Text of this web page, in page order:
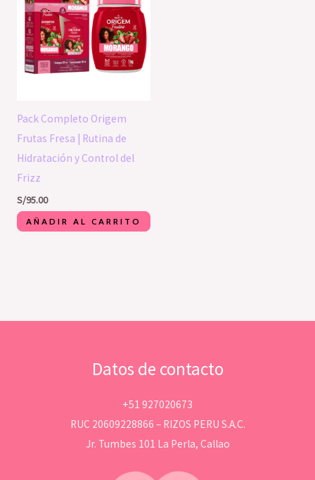
Pack Completo Origem
Frutas Fresa | Rutina de
Hidratación y Control del
Frizz
S/95.00
AÑADIR AL CARRITO
Datos de contacto
+51 927020673
RUC 20609228866 – RIZOS PERU S.A.C.
Jr. Tumbes 101 La Perla, Callao